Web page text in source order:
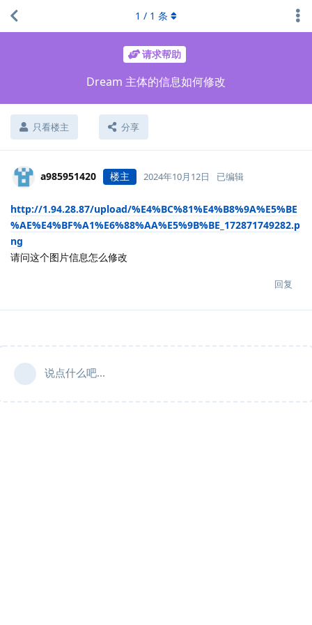
请求帮助
Dream 主体的信息如何修改
只看楼主 分享
1 / 1 条
a985951420 楼主 2024年10月12日 已编辑
http://1.94.28.87/upload/%E4%BC%81%E4%B8%9A%E5%BE
%AE%E4%BF%A1%E6%88%AA%E5%9B%BE_172871749282.p
ng
请问这个图片信息怎么修改
回复
说点什么吧...